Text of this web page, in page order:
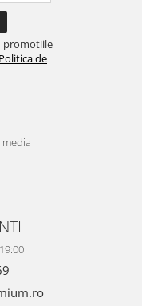
promotiile
Politica de